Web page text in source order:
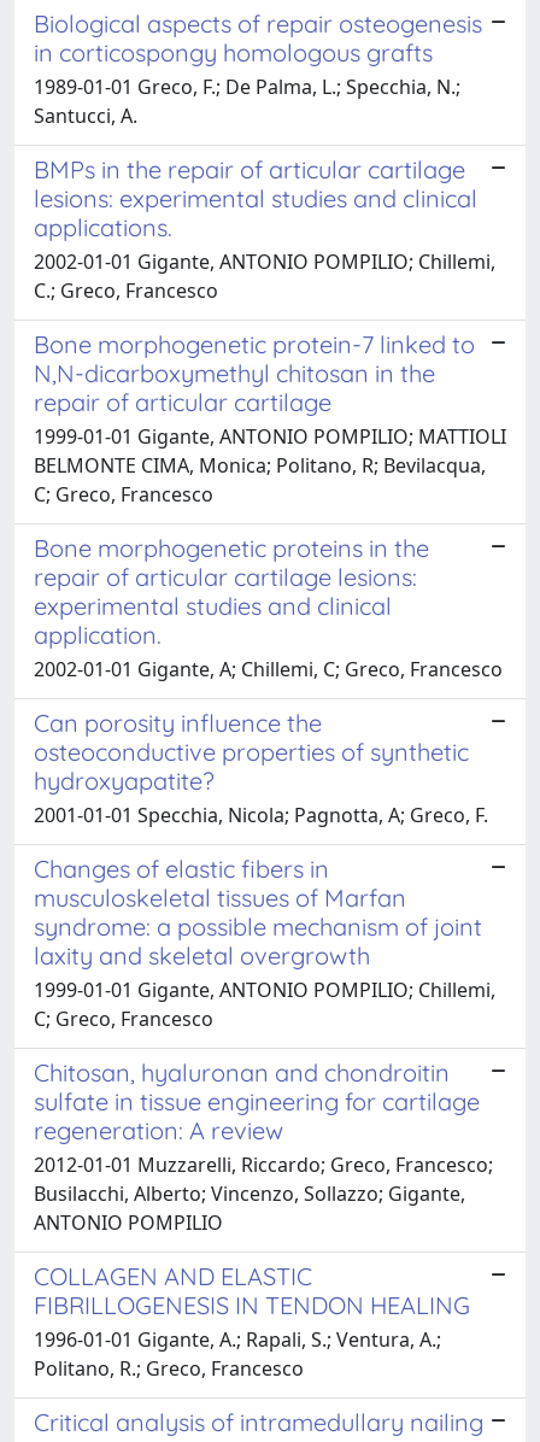
Biological aspects of repair osteogenesis
in corticospongy homologous grafts
1989-01-01 Greco, F.; De Palma, L.; Specchia, N.;
Santucci, A.
BMPs in the repair of articular cartilage
lesions: experimental studies and clinical
applications.
2002-01-01 Gigante, ANTONIO POMPILIO; Chillemi,
C.; Greco, Francesco
Bone morphogenetic protein-7 linked to
N,N-dicarboxymethyl chitosan in the
repair of articular cartilage
1999-01-01 Gigante, ANTONIO POMPILIO; MATTIOLI
BELMONTE CIMA, Monica; Politano, R; Bevilacqua,
C; Greco, Francesco
Bone morphogenetic proteins in the
repair of articular cartilage lesions:
experimental studies and clinical
application.
2002-01-01 Gigante, A; Chillemi, C; Greco, Francesco
Can porosity influence the
osteoconductive properties of synthetic
hydroxyapatite?
2001-01-01 Specchia, Nicola; Pagnotta, A; Greco, F.
Changes of elastic fibers in
musculoskeletal tissues of Marfan
syndrome: a possible mechanism of joint
laxity and skeletal overgrowth
1999-01-01 Gigante, ANTONIO POMPILIO; Chillemi,
C; Greco, Francesco
Chitosan, hyaluronan and chondroitin
sulfate in tissue engineering for cartilage
regeneration: A review
2012-01-01 Muzzarelli, Riccardo; Greco, Francesco;
Busilacchi, Alberto; Vincenzo, Sollazzo; Gigante,
ANTONIO POMPILIO
COLLAGEN AND ELASTIC
FIBRILLOGENESIS IN TENDON HEALING
1996-01-01 Gigante, A.; Rapali, S.; Ventura, A.;
Politano, R.; Greco, Francesco
Critical analysis of intramedullary nailing